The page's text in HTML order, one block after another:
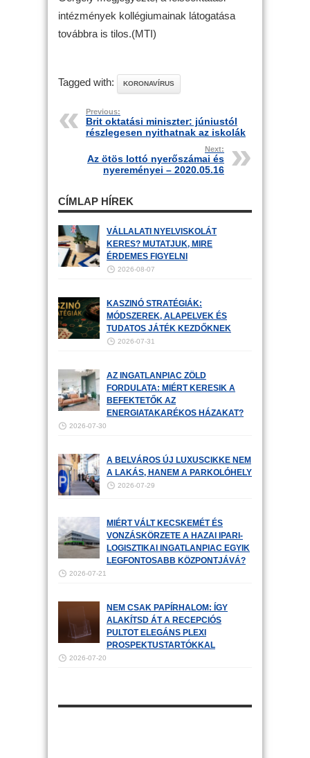
intézmények kollégiumainak látogatása
továbbra is tilos.(MTI)
Tagged with: KORONAVÍRUS
Previous:
Brit oktatási miniszter: júniustól
részlegesen nyithatnak az iskolák
Next:
Az ötös lottó nyerőszámai és
nyereményei – 2020.05.16
CÍMLAP HÍREK
VÁLLALATI NYELVISKOLÁT
KERES? MUTATJUK, MIRE
ÉRDEMES FIGYELNI
2026-08-07
KASZINÓ STRATÉGIÁK:
MÓDSZEREK, ALAPELVEK ÉS
TUDATOS JÁTÉK KEZDŐKNEK
2026-07-31
AZ INGATLANPIAC ZÖLD
FORDULATA: MIÉRT KERESIK A
BEFEKTETŐK AZ
ENERGIATAKARÉKOS HÁZAKAT?
2026-07-30
A BELVÁROS ÚJ LUXUSCIKKE NEM
A LAKÁS, HANEM A PARKOLÓHELY
2026-07-29
MIÉRT VÁLT KECSKEMÉT ÉS
VONZÁSKÖRZETE A HAZAI IPARI-
LOGISZTIKAI INGATLANPIAC EGYIK
LEGFONTOSABB KÖZPONTJÁVÁ?
2026-07-21
NEM CSAK PAPÍRHALOM: ÍGY
ALAKÍTSD ÁT A RECEPCIÓS
PULTOT ELEGÁNS PLEXI
PROSPEKTUSTARTÓKKAL
2026-07-20